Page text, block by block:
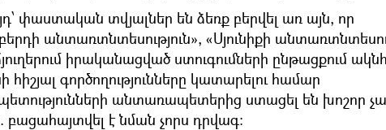
փաստական տվյալներ են ձեռք բերվել առ այն, որ
անտառտնտեսություն», «Սյունիքի
իրականացված ստուգումների ընթացքում
հիշյալ գործողությունները կատարելու համար
անտառապետերից ստացել են խոշոր
բացահայտվել է նման չորս դրվագ: